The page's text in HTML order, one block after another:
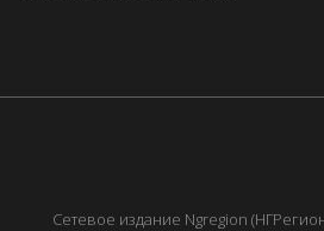
Сетевое издание Ngregion